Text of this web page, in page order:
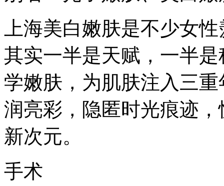
上海美白嫩肤是不少女
其实一半是天赋，一半
学嫩肤，为肌肤注入三
润亮彩，隐匿时光痕迹
新次元。
手术